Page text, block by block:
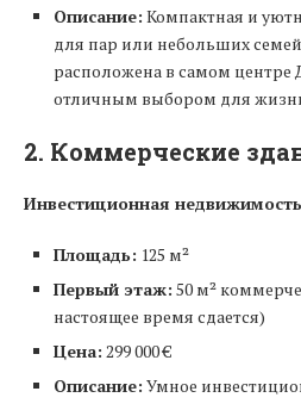
Описание: Компактная и
для пар или небольших
расположена в самом центре
отличным выбором для
2. Коммерческие
Инвестиционная
Площадь: 125 м²
Первый этаж: 50 м²
настоящее время сдается)
Цена: 299 000 €
Описание: Умное